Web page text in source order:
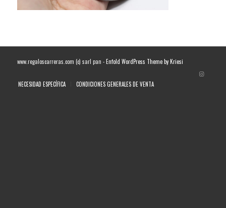
www.regaloscarreras.com (c) sarl pan -Enfold WordPress Theme by Kriesi
NECESIDAD ESPECÍFICA CONDICIONES GENERALES DE VENTA